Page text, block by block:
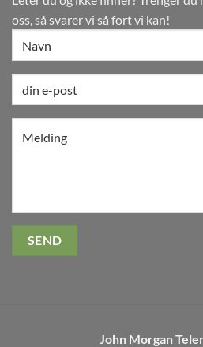
oss, så svarer vi så fort vi kan!
John Morgan